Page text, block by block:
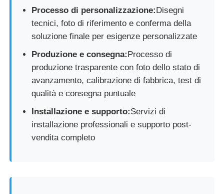
Processo di personalizzazione:Disegni
tecnici, foto di riferimento e conferma della
soluzione finale per esigenze personalizzate
Produzione e consegna:Processo di
produzione trasparente con foto dello stato di
avanzamento, calibrazione di fabbrica, test di
qualità e consegna puntuale
Installazione e supporto:Servizi di
installazione professionali e supporto post-
vendita completo